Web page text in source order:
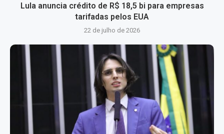
Lula anuncia crédito de R$ 18,5 bi para empresas
tarifadas pelos EUA
22 de julho de 2026